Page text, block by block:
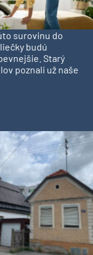
surovinu do
budú
Starý
poznali už naše